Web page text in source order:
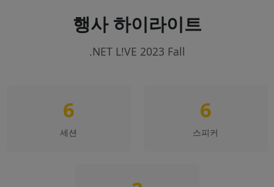
행사 하이라이트
.NET L!VE 2023 Fall
6
세션
6
스피커